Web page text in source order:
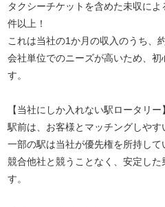
タクシーチケットを含めた未収に
件以上！
これは当社の1か月の収入のうち、
会社単位でのニーズが高いため、
す。
【当社にしか入れない駅ロータリー】
駅前は、お客様とマッチングしやす
一部の駅は当社が優先権を所持して
競合他社と競うことなく、安定し
す。